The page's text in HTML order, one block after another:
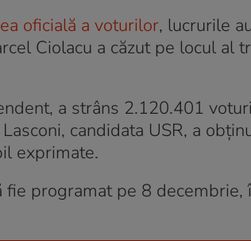
oficială a voturilor, lucrurile
Ciolacu a căzut pe locul al
a strâns 2.120.401
candidata USR, a
exprimate.
programat pe 8 decembrie,